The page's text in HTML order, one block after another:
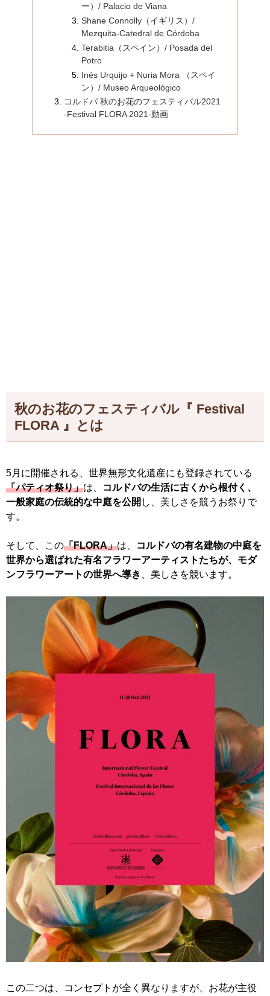
ー）/ Palacio de Viana
Shane Connolly（イギリス）/
Mezquita-Catedral de Córdoba
Terabitia（スペイン）/ Posada del
Potro
Inés Urquijo + Nuria Mora （スペイ
ン）/ Museo Arqueológico
コルドバ 秋のお花のフェスティバル2021
-Festival FLORA 2021-動画
秋のお花のフェスティバル『 Festival
FLORA 』とは
5月に開催される、世界無形文化遺産にも登録されている
「パティオ祭り」は、
コルドバの生活に古くから根付く、
一般家庭の伝統的な中庭を公開 し、美しさを競うお祭りで
す。
そして、この「FLORA」は、
コルドバの有名建物の中庭を
世界から選ばれた有名フラワーアーティストたちが、モダ
ンフラワーアートの世界へ導き
、美しさを競います。
この二つは、コンセプトが全く異なりますが、お花が主役